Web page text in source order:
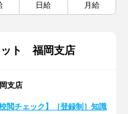
日給 月給
ット 福岡支店
支店
閲チェック】［登録制］知識